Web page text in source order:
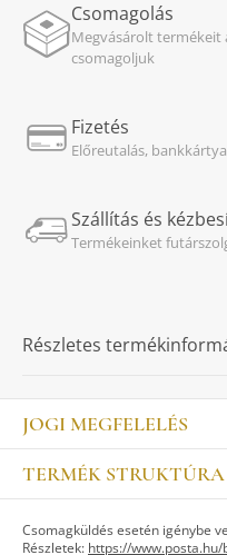
Csomagolás
Megvásárolt termékeit
csomagoljuk
Fizetés
Előreutalás,
Szállítás és
Termékeinket
Részletes
JOGI MEGFELELÉS
Impresszum
Kapcsolat
Jogi nyilatkozat
TERMÉK STRUKTÚRA
ASZTALKULTÚRA
Csomagküldés esetén igénybe
Részletek: https://